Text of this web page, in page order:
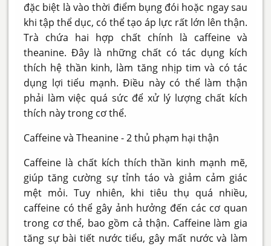
đặc biệt là vào thời điểm bụng đói hoặc ngay sau
khi tập thể dục, có thể tạo áp lực rất lớn lên thận.
Trà chứa hai hợp chất chính là caffeine và
theanine. Đây là những chất có tác dụng kích
thích hệ thần kinh, làm tăng nhịp tim và có tác
dụng lợi tiểu mạnh. Điều này có thể làm thận
phải làm việc quá sức để xử lý lượng chất kích
thích này trong cơ thể.
Caffeine và Theanine - 2 thủ phạm hại thận
Caffeine là chất kích thích thần kinh mạnh mẽ,
giúp tăng cường sự tỉnh táo và giảm cảm giác
mệt mỏi. Tuy nhiên, khi tiêu thụ quá nhiều,
caffeine có thể gây ảnh hưởng đến các cơ quan
trong cơ thể, bao gồm cả thận. Caffeine làm gia
tăng sự bài tiết nước tiểu, gây mất nước và làm